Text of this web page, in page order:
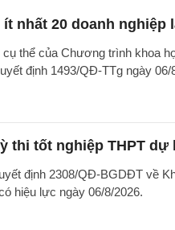
nhất 20 doanh
thể của Chương trình khoa
định 1493/QĐ-TTg ngày
thi tốt nghiệp THPT
định 2308/QĐ-BGDĐT về
hiệu lực ngày 06/8/2026.